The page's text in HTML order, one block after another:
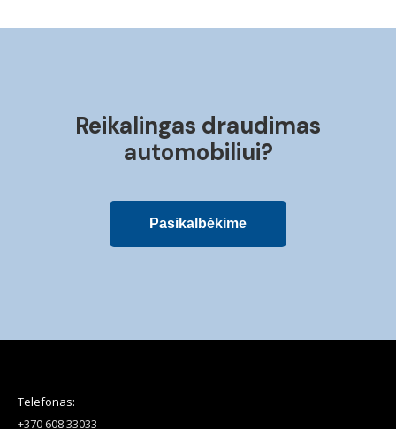
Reikalingas draudimas
automobiliui?
Pasikalbėkime
Telefonas:
+370 608 33033